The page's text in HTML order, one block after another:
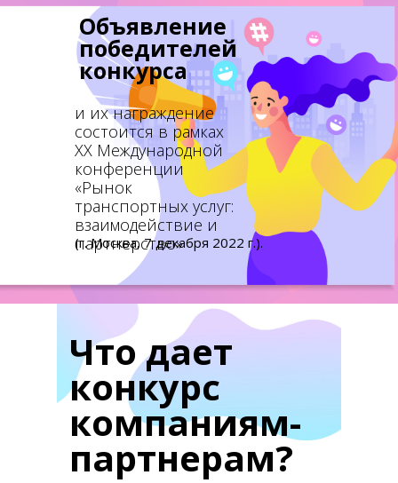
и их награждение
состоится в рамках
XX Международной
конференции
«Рынок
транспортных услуг:
взаимодействие и
партнерство»
Объявление
победителей
конкурса
(г. Москва, 7 декабря 2022 г.).
Что дает
конкурс
компаниям-
партнерам?